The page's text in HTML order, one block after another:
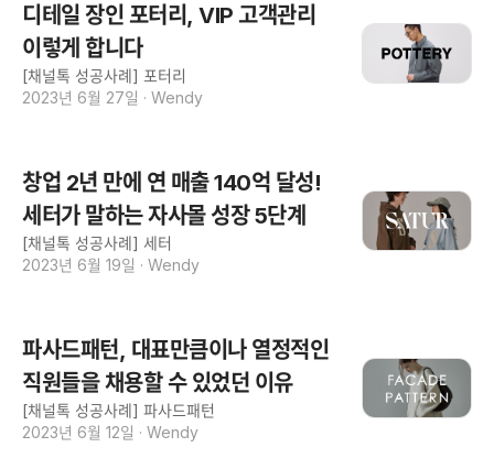
디테일 장인 포터리, VIP 고객관리
이렇게 합니다
[채널톡 성공사례] 포터리
2023년 6월 27일 · Wendy
창업 2년 만에 연 매출 140억 달성!
세터가 말하는 자사몰 성장 5단계
[채널톡 성공사례] 세터
2023년 6월 19일 · Wendy
파사드패턴, 대표만큼이나 열정적인
직원들을 채용할 수 있었던 이유
[채널톡 성공사례] 파사드패턴
2023년 6월 12일 · Wendy